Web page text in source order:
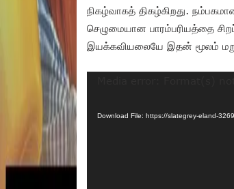
நிகழ்வாகத் திகழ்கிறது.
செழுமையான பாரம்பரியத்தை
இயக்கவியலையே இதன் மூலம்
Download File: https://slategrey-eland-